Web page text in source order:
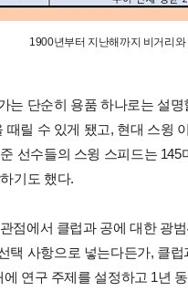
1900년부터 지난해까지 비거리
는 단순히 용품 하나로는 설
때릴 수 있게 됐고, 현대 스윙
선수들의 스윙 스피드는
기도 했다.
점에서 클럽과 공에 대한 광
택 사항으로 넣는다든가, 클
에 연구 주제를 설정하고 1년